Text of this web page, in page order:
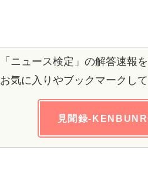
「ニュース検定」の解答速報
お気に入りやブックマークし
見聞録-